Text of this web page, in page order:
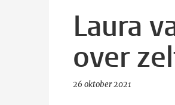
Laura
over
26 oktober 2021